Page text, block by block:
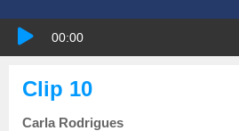
00:00
Clip 10
Carla Rodrigues